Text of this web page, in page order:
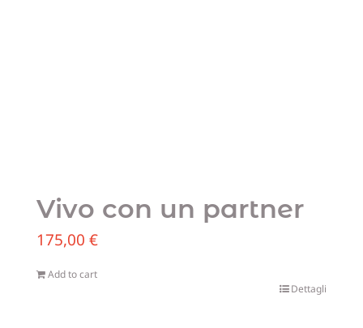
Vivo con un partner
175,00 €
Add to cart
Dettagli